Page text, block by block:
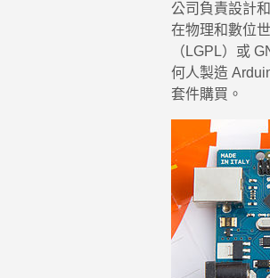
公司負責設計
在物理和數位
（LGPL）或
何人製造
套件購買。